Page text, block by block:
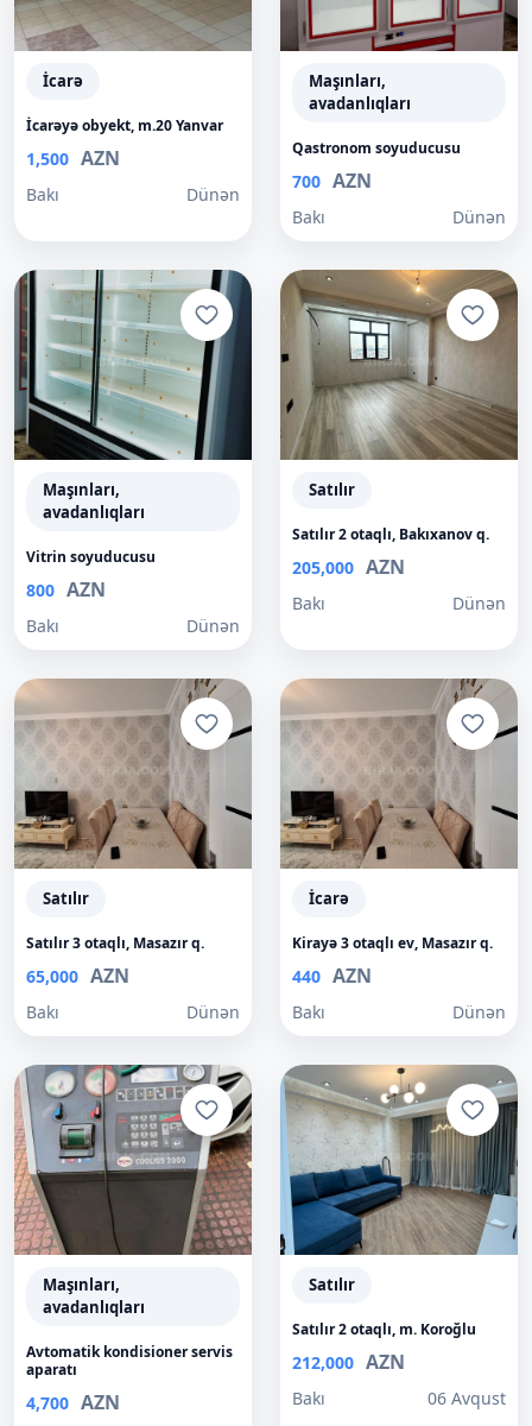
İcarə
İcarəyə obyekt, m.20 Yanvar
1,500 AZN
Bakı Dünən
Maşınları,
avadanlıqları
Qastronom soyuducusu
700 AZN
Bakı Dünən
Maşınları,
avadanlıqları
Vitrin soyuducusu
800 AZN
Bakı Dünən
Satılır
Satılır 2 otaqlı, Bakıxanov q.
205,000 AZN
Bakı Dünən
Satılır
Satılır 3 otaqlı, Masazır q.
65,000 AZN
Bakı Dünən
İcarə
Kirayə 3 otaqlı ev, Masazır q.
440 AZN
Bakı Dünən
Maşınları,
avadanlıqları
Avtomatik kondisioner servis
aparatı
4,700 AZN
Satılır
Satılır 2 otaqlı, m. Koroğlu
212,000 AZN
Bakı 06 Avqust